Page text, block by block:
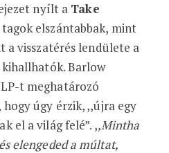
nyílt a Take
elszántabbak, mint
a visszatérés lendülete a
Barlow
t meghatározó
úgy érzik, ,,újra egy
el a világ felé”. ,,Mintha
elengeded a múltat,